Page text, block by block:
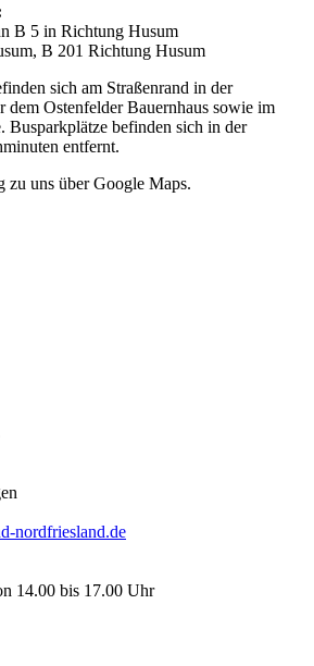
B 5 in Richtung Husum
B 201 Richtung Husum
sich am Straßenrand in der
dem Ostenfelder Bauernhaus sowie im
Busparkplätze befinden sich in der
entfernt.
zu uns über Google Maps.
nordfriesland.de
14.00 bis 17.00 Uhr